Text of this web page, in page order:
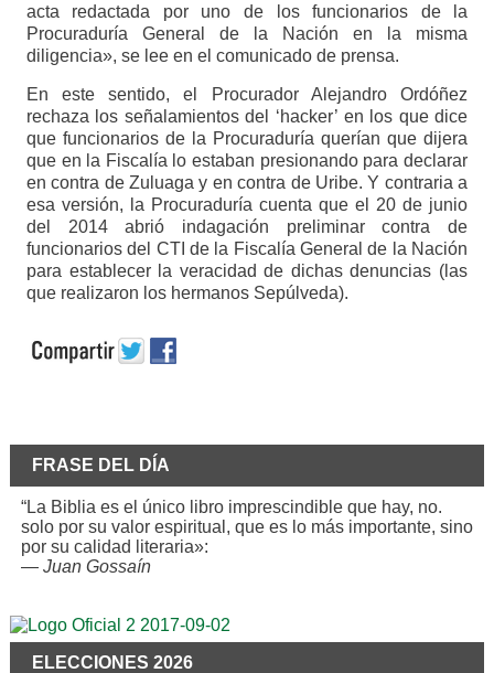
acta redactada por uno de los funcionarios de la
Procuraduría General de la Nación en la misma
diligencia», se lee en el comunicado de prensa.
En este sentido, el Procurador Alejandro Ordóñez
rechaza los señalamientos del ‘hacker’ en los que dice
que funcionarios de la Procuraduría querían que dijera
que en la Fiscalía lo estaban presionando para declarar
en contra de Zuluaga y en contra de Uribe. Y contraria a
esa versión, la Procuraduría cuenta que el 20 de junio
del 2014 abrió indagación preliminar contra de
funcionarios del CTI de la Fiscalía General de la Nación
para establecer la veracidad de dichas denuncias (las
que realizaron los hermanos Sepúlveda).
FRASE DEL DÍA
“La Biblia es el único libro imprescindible que hay, no.
solo por su valor espiritual, que es lo más importante, sino
por su calidad literaria»:
— Juan Gossaín
ELECCIONES 2026